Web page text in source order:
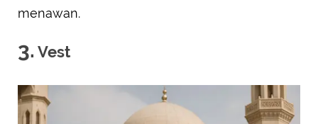
menawan.
3. Vest